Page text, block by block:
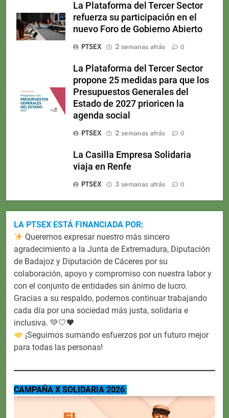
La Plataforma del Tercer Sector
refuerza su participación en el
nuevo Foro de Gobierno Abierto
PTSEX
2 semanas atrás 0
La Plataforma del Tercer Sector
propone 25 medidas para que los
Presupuestos Generales del
Estado de 2027 prioricen la
agenda social
PTSEX
2 semanas atrás 0
La Casilla Empresa Solidaria
viaja en Renfe
PTSEX
3 semanas atrás 0
LA PTSEX ESTÁ FINANCIADA POR:
Queremos expresar nuestro más sincero
agradecimiento a la Junta de Extremadura, Diputación
de Badajoz y Diputación de Cáceres por su
colaboración, apoyo y compromiso con nuestra labor y
con el conjunto de entidades sin ánimo de lucro.
Gracias a su respaldo, podemos continuar trabajando
cada día por una sociedad más justa, solidaria e
inclusiva. 💚🤍🖤
¡Seguimos sumando esfuerzos por un futuro mejor
para todas las personas!
CAMPAÑA X SOLIDARIA 2026: